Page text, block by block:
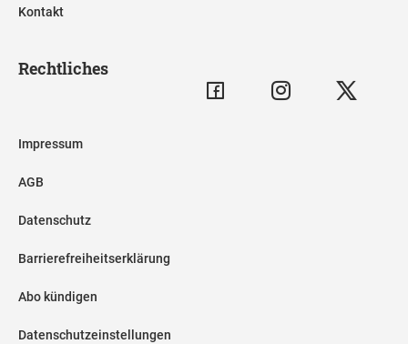
Kontakt
Rechtliches
Impressum
AGB
Datenschutz
Barrierefreiheitserklärung
Abo kündigen
Datenschutzeinstellungen